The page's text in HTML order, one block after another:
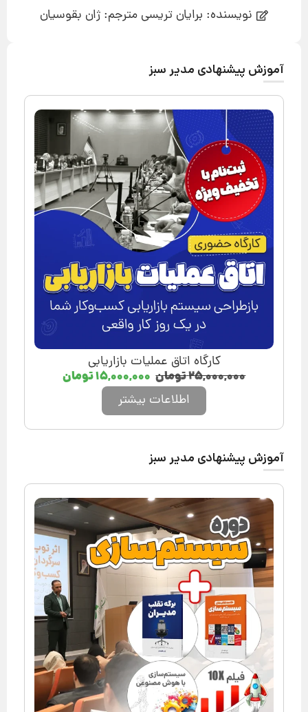
نویسنده: برایان تریسی مترجم: ژان بقوسیان
آموزش پیشنهادی مدیر سبز
کارگاه اتاق عملیات بازاریابی
۲۵,۰۰۰,۰۰۰تومان ۱۵,۰۰۰,۰۰۰تومان
اطلاعات بیشتر
آموزش پیشنهادی مدیر سبز